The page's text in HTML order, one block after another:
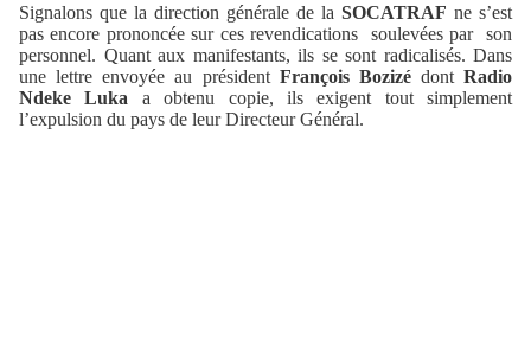
Signalons que la direction générale de la SOCATRAF ne s’est
pas encore prononcée sur ces revendications soulevées par son
personnel. Quant aux manifestants, ils se sont radicalisés. Dans
une lettre envoyée au président François Bozizédont Radio
Ndeke Luka a obtenu copie, ils exigent tout simplement
l’expulsion du pays de leur Directeur Général.